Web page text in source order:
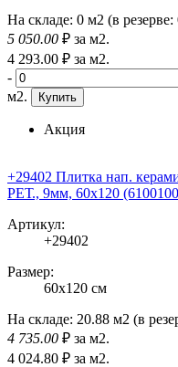
На складе: 0 м2 (в резерве:
5 050.00 ₽ за м2.
4 293.00 ₽ за м2.
-
м2.
Купить
Акция
+29402 Плитка нап.
РЕТ., 9мм, 60x120
Артикул:
+29402
Размер:
60x120 см
На складе: 20.88 м2 (в
4 735.00 ₽ за м2.
4 024.80 ₽ за м2.